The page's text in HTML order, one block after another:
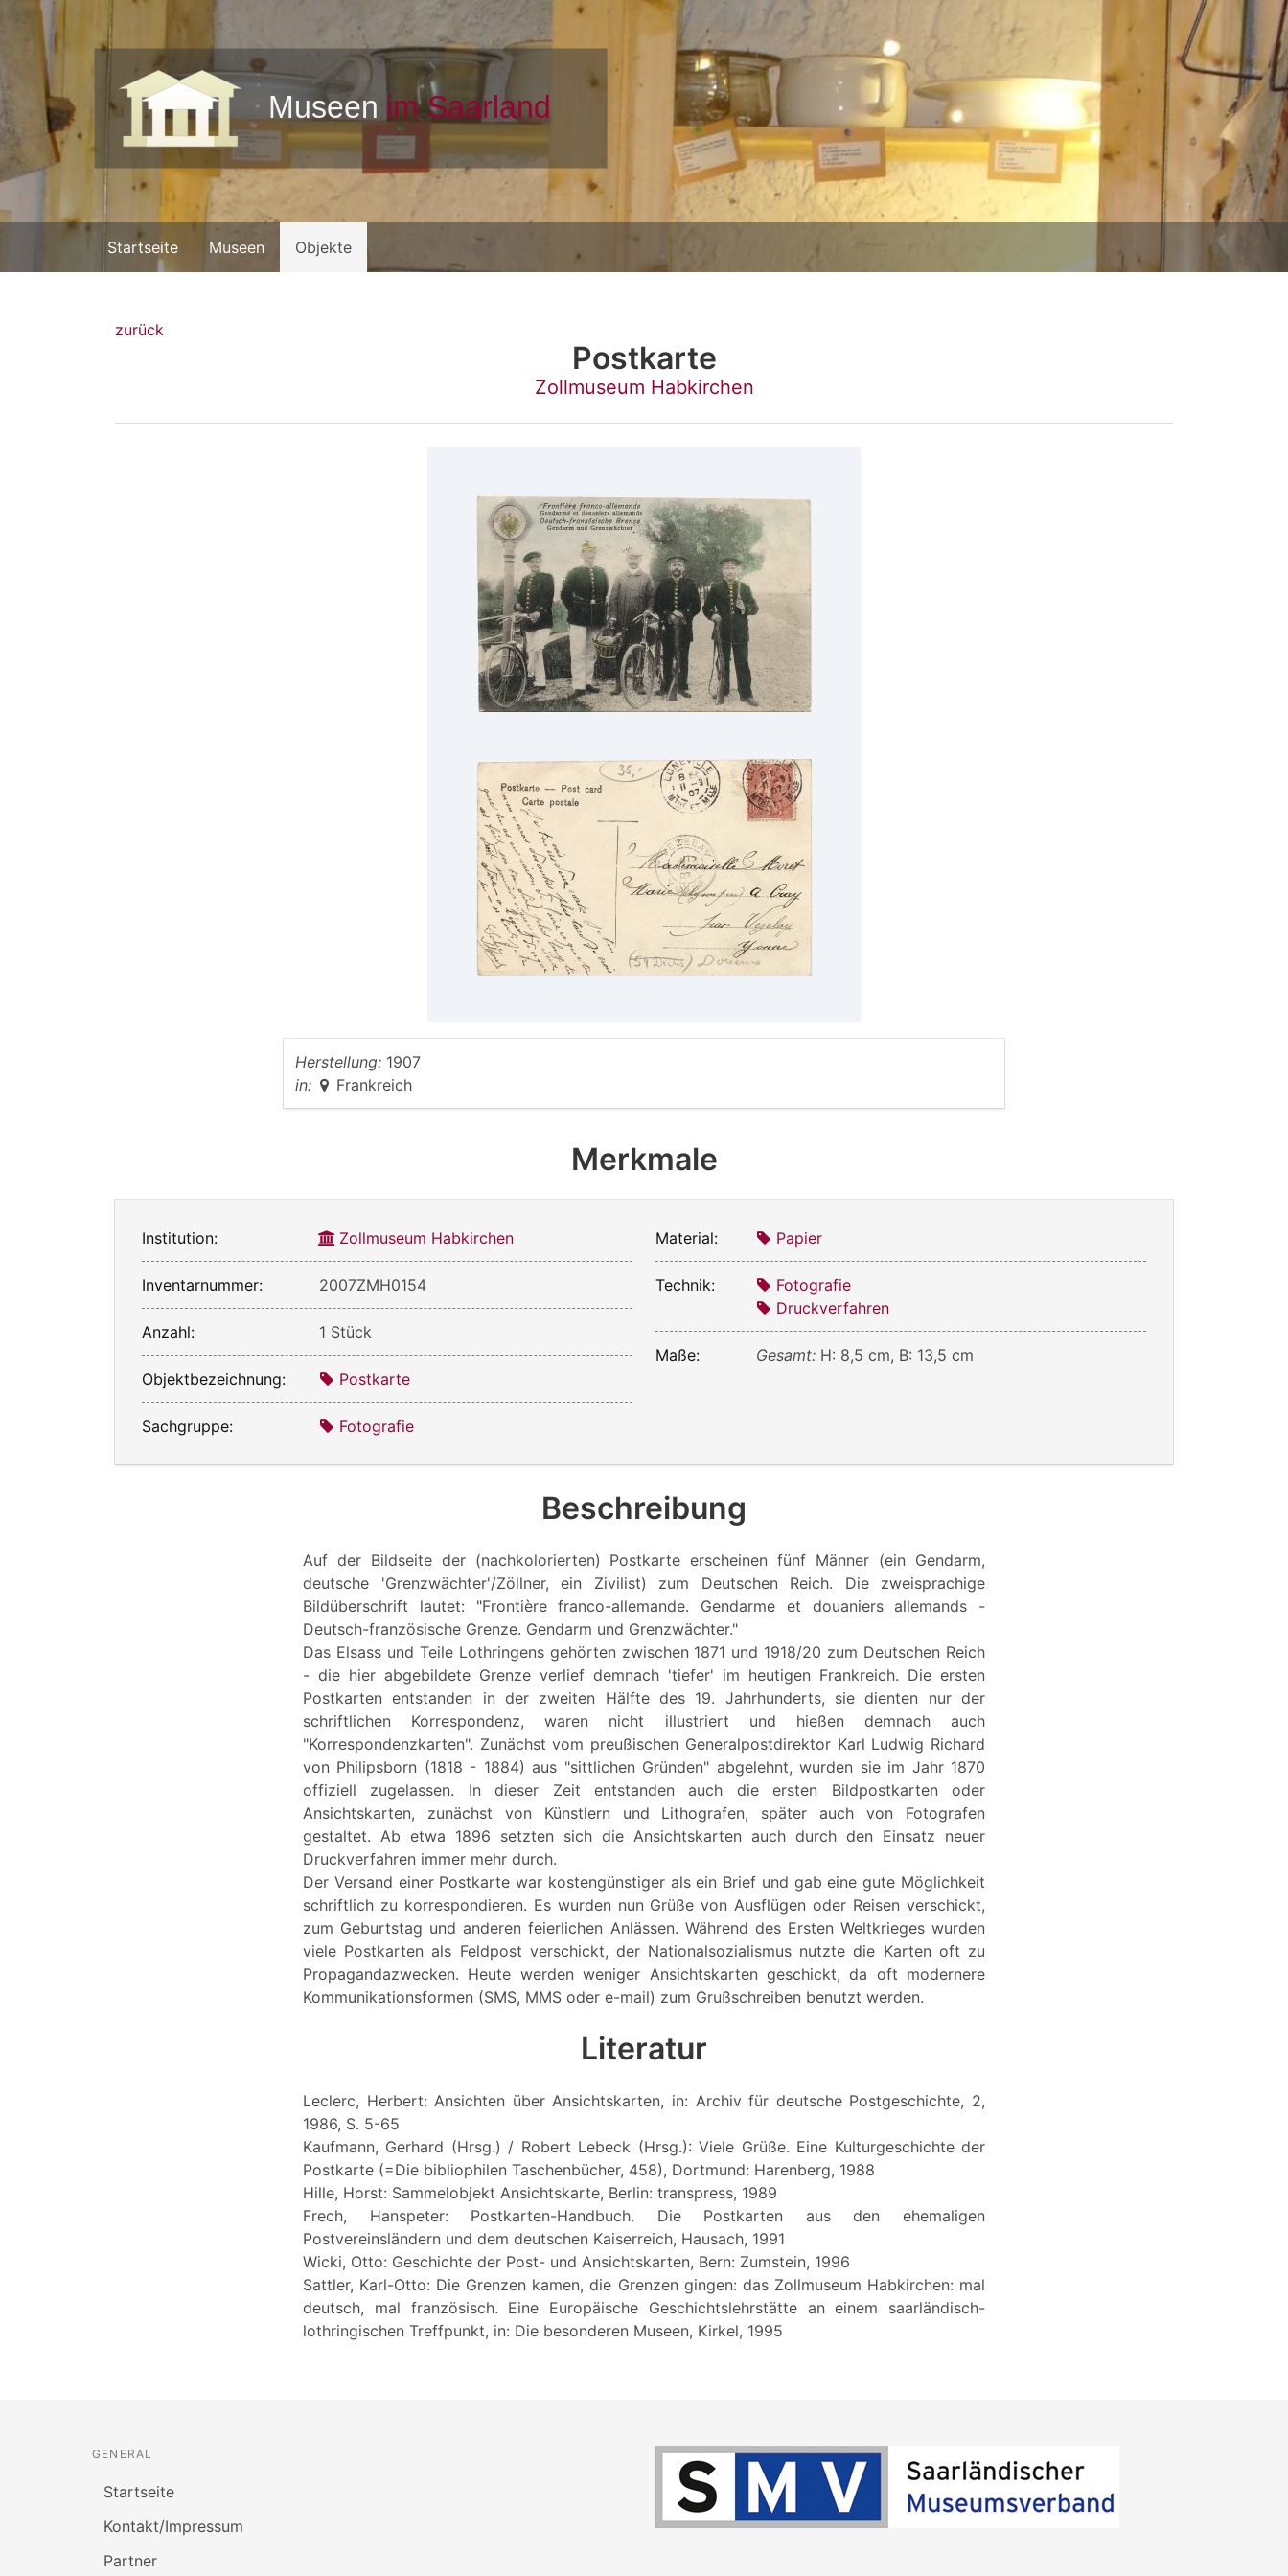
Startseite Museen Objekte
zurück
Postkarte
Zollmuseum Habkirchen
Herstellung: 1907
in:
Frankreich
Merkmale
Institution: Zollmuseum Habkirchen
Inventarnummer: 2007ZMH0154
Anzahl: 1 Stück
Objektbezeichnung: Postkarte
Sachgruppe: Fotografie
Material: Papier
Technik:
Fotografie
Druckverfahren
Maße: Gesamt: H: 8,5 cm, B: 13,5 cm
Beschreibung
Auf der Bildseite der (nachkolorierten) Postkarte erscheinen fünf Männer (ein Gendarm,
deutsche 'Grenzwächter'/Zöllner, ein Zivilist) zum Deutschen Reich. Die zweisprachige
Bildüberschrift lautet: "Frontière franco-allemande. Gendarme et douaniers allemands -
Deutsch-französische Grenze. Gendarm und Grenzwächter."
Das Elsass und Teile Lothringens gehörten zwischen 1871 und 1918/20 zum Deutschen Reich
- die hier abgebildete Grenze verlief demnach 'tiefer' im heutigen Frankreich. Die ersten
Postkarten entstanden in der zweiten Hälfte des 19. Jahrhunderts, sie dienten nur der
schriftlichen Korrespondenz, waren nicht illustriert und hießen demnach auch
"Korrespondenzkarten". Zunächst vom preußischen Generalpostdirektor Karl Ludwig Richard
von Philipsborn (1818 - 1884) aus "sittlichen Gründen" abgelehnt, wurden sie im Jahr 1870
offiziell zugelassen. In dieser Zeit entstanden auch die ersten Bildpostkarten oder
Ansichtskarten, zunächst von Künstlern und Lithografen, später auch von Fotografen
gestaltet. Ab etwa 1896 setzten sich die Ansichtskarten auch durch den Einsatz neuer
Druckverfahren immer mehr durch.
Der Versand einer Postkarte war kostengünstiger als ein Brief und gab eine gute Möglichkeit
schriftlich zu korrespondieren. Es wurden nun Grüße von Ausflügen oder Reisen verschickt,
zum Geburtstag und anderen feierlichen Anlässen. Während des Ersten Weltkrieges wurden
viele Postkarten als Feldpost verschickt, der Nationalsozialismus nutzte die Karten oft zu
Propagandazwecken. Heute werden weniger Ansichtskarten geschickt, da oft modernere
Kommunikationsformen (SMS, MMS oder e-mail) zum Grußschreiben benutzt werden.
Literatur
Leclerc, Herbert: Ansichten über Ansichtskarten, in: Archiv für deutsche Postgeschichte, 2,
1986, S. 5-65
Kaufmann, Gerhard (Hrsg.) / Robert Lebeck (Hrsg.): Viele Grüße. Eine Kulturgeschichte der
Postkarte (=Die bibliophilen Taschenbücher, 458), Dortmund: Harenberg, 1988
Hille, Horst: Sammelobjekt Ansichtskarte, Berlin: transpress, 1989
Frech, Hanspeter: Postkarten-Handbuch. Die Postkarten aus den ehemaligen
Postvereinsländern und dem deutschen Kaiserreich, Hausach, 1991
Wicki, Otto: Geschichte der Post- und Ansichtskarten, Bern: Zumstein, 1996
Sattler, Karl-Otto: Die Grenzen kamen, die Grenzen gingen: das Zollmuseum Habkirchen: mal
deutsch, mal französisch. Eine Europäische Geschichtslehrstätte an einem saarländisch-
lothringischen Treffpunkt, in: Die besonderen Museen, Kirkel, 1995
GENERAL
Startseite
Kontakt/Impressum
Partner